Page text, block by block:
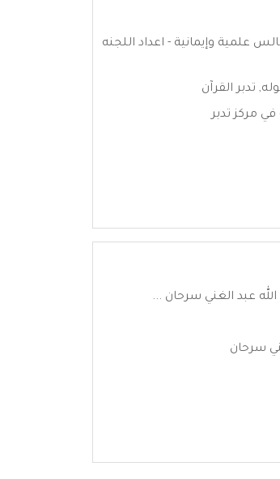
علمية وإيمانية - اعداد اللجنه
, تدبر القرآن
في مركز تدبر
الله عبد الغني سرحان ...
سرحان